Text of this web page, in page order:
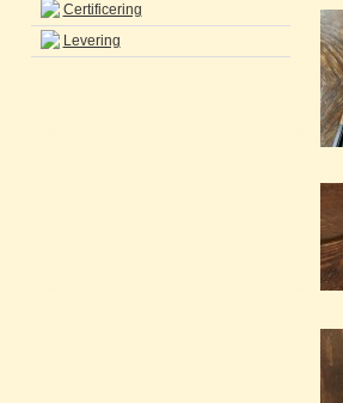
Certificering
Levering